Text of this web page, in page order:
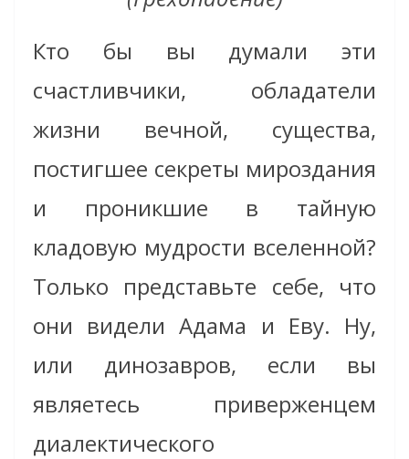
Кто бы вы думали эти
счастливчики, обладатели
жизни вечной, существа,
постигшее секреты мироздания
и проникшие в тайную
кладовую мудрости вселенной?
Только представьте себе, что
они видели Адама и Еву. Ну,
или динозавров, если вы
являетесь приверженцем
диалектического